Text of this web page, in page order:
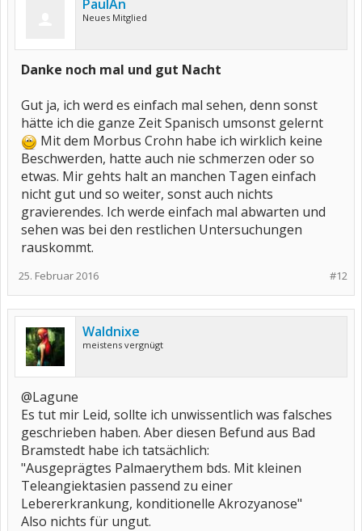
PaulAn
Neues Mitglied
Danke noch mal und gut Nacht
Gut ja, ich werd es einfach mal sehen, denn sonst
hätte ich die ganze Zeit Spanisch umsonst gelernt
Mit dem Morbus Crohn habe ich wirklich keine
Beschwerden, hatte auch nie schmerzen oder so
etwas. Mir gehts halt an manchen Tagen einfach
nicht gut und so weiter, sonst auch nichts
gravierendes. Ich werde einfach mal abwarten und
sehen was bei den restlichen Untersuchungen
rauskommt.
#12
25. Februar 2016
Waldnixe
meistens vergnügt
@Lagune
Es tut mir Leid, sollte ich unwissentlich was falsches
geschrieben haben. Aber diesen Befund aus Bad
Bramstedt habe ich tatsächlich:
"Ausgeprägtes Palmaerythem bds. Mit kleinen
Teleangiektasien passend zu einer
Lebererkrankung, konditionelle Akrozyanose"
Also nichts für ungut.